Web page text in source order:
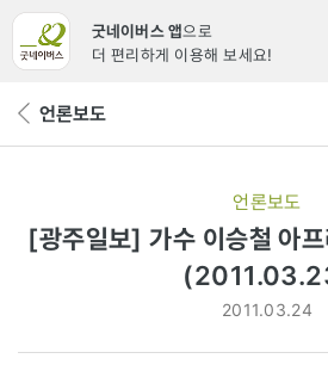
굿네이버스 앱으로
더 편리하게 이용해 보세요!
뒤 언론보도
언론보도
[광주일보] 가수 이승철 아프
2011.03.24